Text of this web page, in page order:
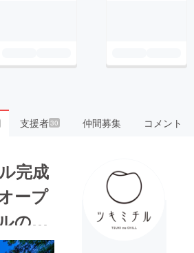
支援者30 仲間募集 コメント
完成
ープ
のお